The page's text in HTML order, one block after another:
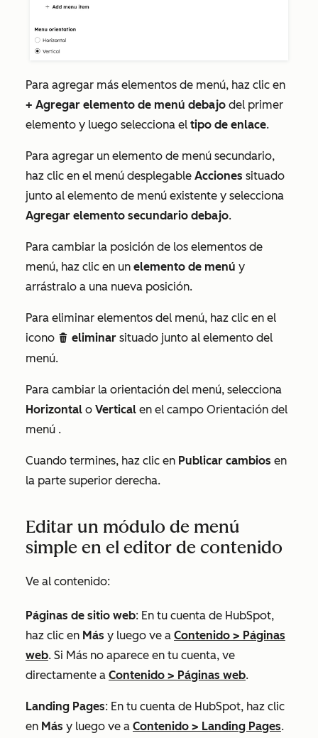
Para agregar más elementos de menú, haz clic en
+ Agregar elemento de menú debajo del primer
elemento y luego selecciona el tipo de enlace.
Para agregar un elemento de menú secundario,
haz clic en el menú desplegable Acciones situado
junto al elemento de menú existente y selecciona
Agregar elemento secundario debajo.
Para cambiar la posición de los elementos de
menú, haz clic en un elemento de menú y
arrástralo a una nueva posición.
Para eliminar elementos del menú, haz clic en el
icono delete eliminar situado junto al elemento del
menú.
Para cambiar la orientación del menú, selecciona
Horizontal o Vertical en el campo Orientación del
menú .
Cuando termines, haz clic en Publicar cambios en
la parte superior derecha.
Editar un módulo de menú
simple en el editor de contenido
Ve al contenido:
Páginas de sitio web: En tu cuenta de HubSpot,
haz clic en Más y luego ve a Contenido > Páginas
web. Si Más no aparece en tu cuenta, ve
directamente a Contenido > Páginas web.
Landing Pages: En tu cuenta de HubSpot, haz clic
en Más y luego ve a Contenido > Landing Pages.